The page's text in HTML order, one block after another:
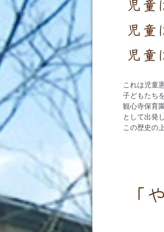
これは児童
子どもたち
観心寺保育
として出発
この歴史の